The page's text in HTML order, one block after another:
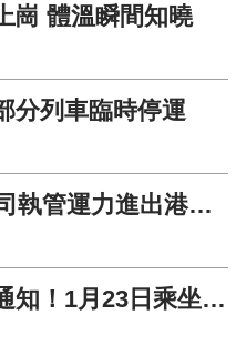
崗 體溫瞬間知曉
分列車臨時停運
2月7日南航黑龍江分公司執管運力進出港運送旅客約1500人次
哈爾濱市疾控中心緊急通知！1月23日乘坐G1278次列車2號車廂的乘客請注意！